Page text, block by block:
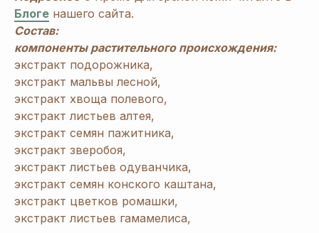
Блоге нашего сайта.
Состав:
компоненты растительного происхождения:
экстракт подорожника,
экстракт мальвы лесной,
экстракт хвоща полевого,
экстракт листьев алтея,
экстракт семян пажитника,
экстракт зверобоя,
экстракт листьев одуванчика,
экстракт семян конского каштана,
экстракт цветков ромашки,
экстракт листьев гамамелиса,